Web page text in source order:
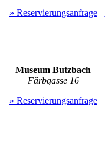
» Reservierungsanfrage
Museum Butzbach
Färbgasse 16
» Reservierungsanfrage